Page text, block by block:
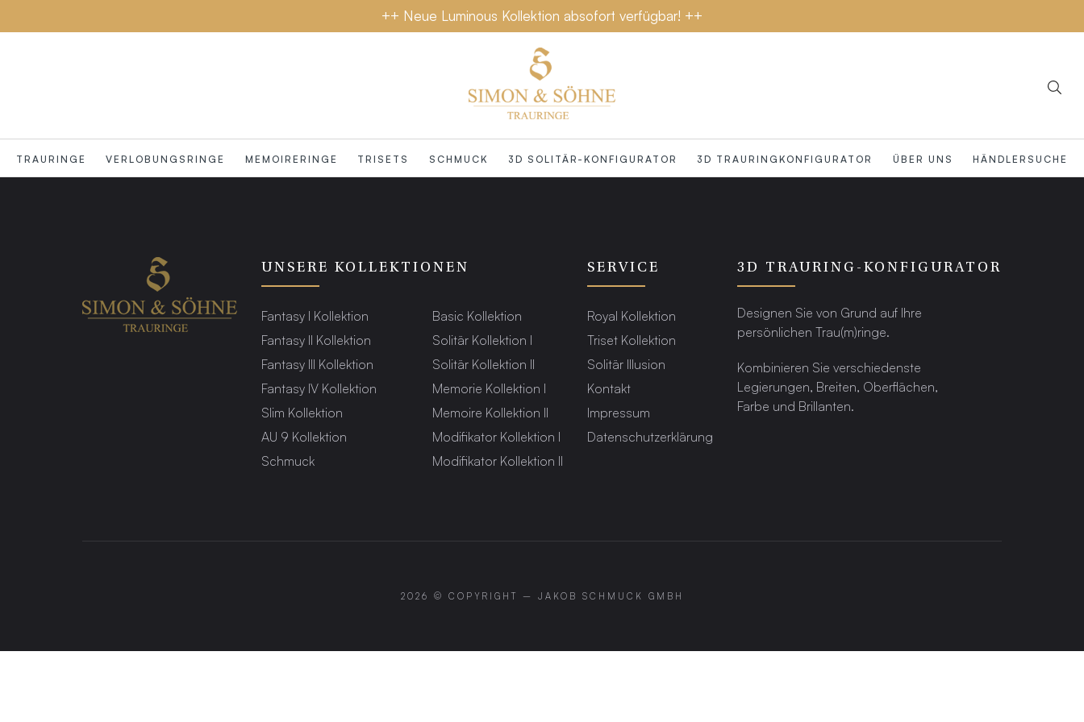
++ Neue Luminous Kollektion absofort verfügbar! ++
TRAURINGE VERLOBUNGSRINGE MEMOIRERINGE TRISETS SCHMUCK 3D SOLITÄR-KONFIGURATOR 3D TRAURINGKONFIGURATOR ÜBER UNS HÄNDLERSUCHE
UNSERE KOLLEKTIONEN
Fantasy I Kollektion
Fantasy II Kollektion
Fantasy III Kollektion
Fantasy IV Kollektion
Slim Kollektion
AU 9 Kollektion
Schmuck
Basic Kollektion
Solitär Kollektion I
Solitär Kollektion II
Memorie Kollektion I
Memoire Kollektion II
Modifikator Kollektion I
Modifikator Kollektion II
SERVICE
Royal Kollektion
Triset Kollektion
Solitär Illusion
Kontakt
Impressum
Datenschutzerklärung
3D TRAURING-KONFIGURATOR
Designen Sie von Grund auf Ihre
persönlichen Trau(m)ringe.
Kombinieren Sie verschiedenste
Legierungen, Breiten, Oberflächen,
Farbe und Brillanten.
2026 © COPYRIGHT – JAKOB SCHMUCK GMBH